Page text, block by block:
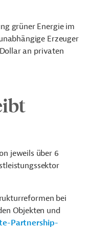
grüner Energie im
Erzeuger
an privaten
jeweils über 6
bei
Objekten und
Partnership-